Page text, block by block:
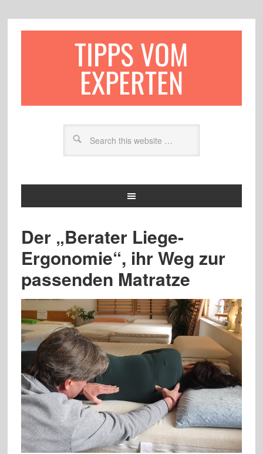
TIPPS VOM
EXPERTEN
Der „Berater Liege-
Ergonomie“, ihr Weg zur
passenden Matratze